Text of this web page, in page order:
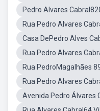
Pedro Alvares
Rua Pedro Alvares
Casa DePedro Alves
Rua Pedro Alvares
Rua PedroMagalhães
Rua Pedro Alvares
Avenida Pedro Álvares